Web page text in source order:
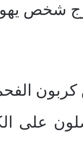
شخص
على